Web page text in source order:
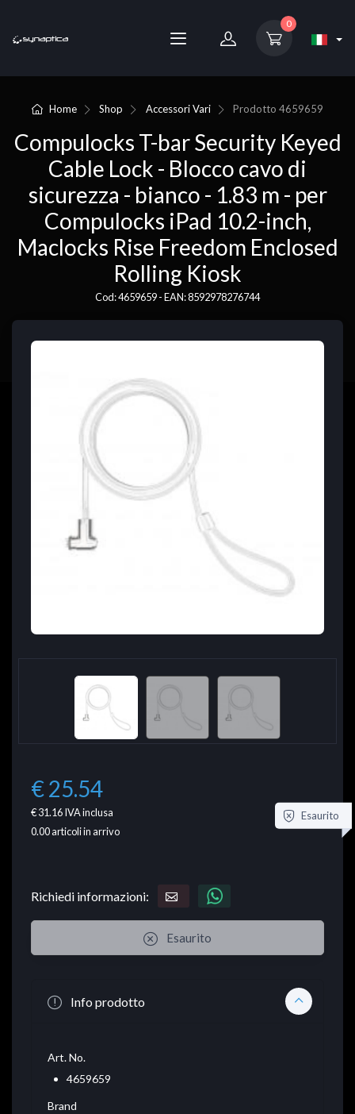
0
Home Shop Accessori Vari Prodotto4659659
Compulocks T-bar Security Keyed
Cable Lock - Blocco cavo di
sicurezza - bianco - 1.83 m - per
Compulocks iPad 10.2-inch,
Maclocks Rise Freedom Enclosed
Rolling Kiosk
Cod: 4659659 - EAN: 8592978276744
€ 25.54
€ 31.16IVA inclusa
0.00articoli in arrivo
Esaurito
Richiedi informazioni:
Esaurito
Info prodotto
Art. No.
4659659
Brand